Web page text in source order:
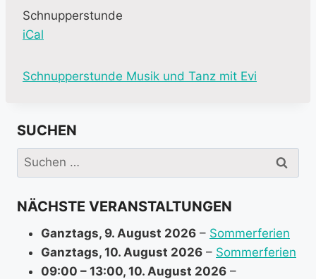
Schnupperstunde
iCal
M
e
i
n
o
Schnupperstunde Musik und Tanz mit Evi
SUCHEN
Suchen
nach:
NÄCHSTE VERANSTALTUNGEN
Ganztags, 9. August 2026 – Sommerferien
Ganztags, 10. August 2026 – Sommerferien
09:00 – 13:00, 10. August 2026 –